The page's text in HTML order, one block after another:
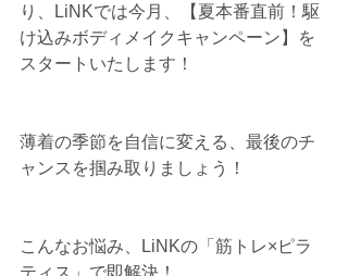
り、LiNKでは今月、【夏本番直前！駆
け込みボディメイクキャンペーン】を
スタートいたします！
薄着の季節を自信に変える、最後のチ
ャンスを掴み取りましょう！
こんなお悩み、LiNKの「筋トレ×ピラ
ティス」で即解決！